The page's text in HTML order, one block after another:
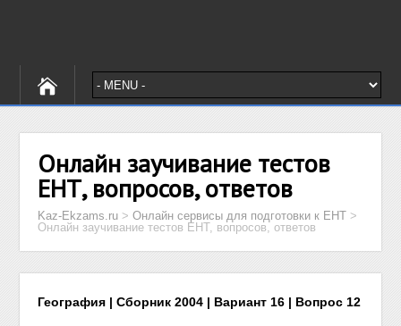
Онлайн заучивание тестов
ЕНТ, вопросов, ответов
Kaz-Ekzams.ru >Онлайн сервисы для подготовки к ЕНТ >
Онлайн заучивание тестов ЕНТ, вопросов, ответов
География | Сборник 2004 | Вариант 16 | Вопрос 12